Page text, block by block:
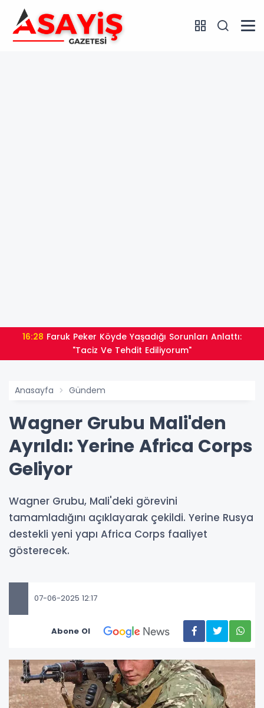
16:28
"Taciz Ve Tehdit Ediliyorum"
Anasayfa Gündem
Wagner Grubu Mali'den
Ayrıldı: Yerine Africa Corps
Geliyor
Wagner Grubu, Mali'deki görevini
tamamladığını açıklayarak çekildi. Yerine Rusya
destekli yeni yapı Africa Corps faaliyet
gösterecek.
07-06-2025 12:17
Abone Ol